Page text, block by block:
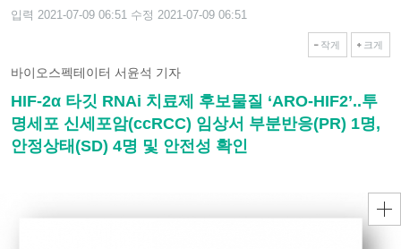
입력 2021-07-09 06:51 수정 2021-07-09 06:51
작게 크게
바이오스펙테이터 서윤석 기자
HIF-2α 타깃 RNAi 치료제 후보물질 ‘ARO-HIF2’..투
명세포 신세포암(ccRCC) 임상서 부분반응(PR) 1명,
안정상태(SD) 4명 및 안전성 확인